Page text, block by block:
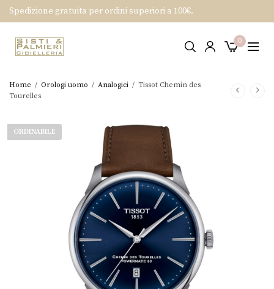
Spedizione gratuita per ordini superiori a 100€.
0
Home / Orologi uomo / Analogici / Tissot Chemin des
Tourelles
ORDINABILE